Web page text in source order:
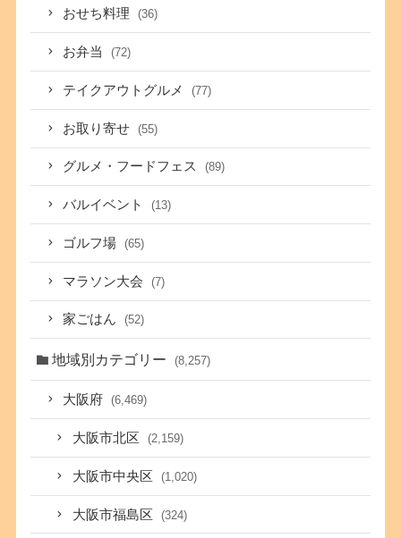
おせち料理 (36)
お弁当 (72)
テイクアウトグルメ (77)
お取り寄せ (55)
グルメ・フードフェス (89)
バルイベント (13)
ゴルフ場 (65)
マラソン大会 (7)
家ごはん (52)
地域別カテゴリー (8,257)
大阪府 (6,469)
大阪市北区 (2,159)
大阪市中央区 (1,020)
大阪市福島区 (324)